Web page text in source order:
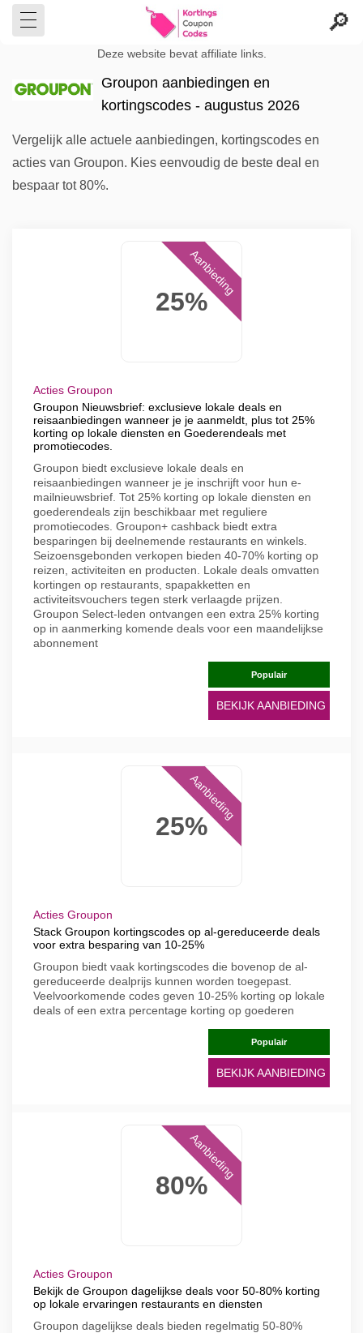
Deze website bevat affiliate links.
Groupon aanbiedingen en
kortingscodes - augustus 2026
Vergelijk alle actuele aanbiedingen, kortingscodes en
acties van Groupon. Kies eenvoudig de beste deal en
bespaar tot 80%.
25%
Aanbieding
Acties Groupon
Groupon Nieuwsbrief: exclusieve lokale deals en
reisaanbiedingen wanneer je je aanmeldt, plus tot 25%
korting op lokale diensten en Goederendeals met
promotiecodes.
Groupon biedt exclusieve lokale deals en
reisaanbiedingen wanneer je je inschrijft voor hun e-
mailnieuwsbrief. Tot 25% korting op lokale diensten en
goederendeals zijn beschikbaar met reguliere
promotiecodes. Groupon+ cashback biedt extra
besparingen bij deelnemende restaurants en winkels.
Seizoensgebonden verkopen bieden 40-70% korting op
reizen, activiteiten en producten. Lokale deals omvatten
kortingen op restaurants, spapakketten en
activiteitsvouchers tegen sterk verlaagde prijzen.
Groupon Select-leden ontvangen een extra 25% korting
op in aanmerking komende deals voor een maandelijkse
abonnement
Populair
BEKIJK AANBIEDING
25%
Aanbieding
Acties Groupon
Stack Groupon kortingscodes op al-gereduceerde deals
voor extra besparing van 10-25%
Groupon biedt vaak kortingscodes die bovenop de al-
gereduceerde dealprijs kunnen worden toegepast.
Veelvoorkomende codes geven 10-25% korting op lokale
deals of een extra percentage korting op goederen
Populair
BEKIJK AANBIEDING
80%
Aanbieding
Acties Groupon
Bekijk de Groupon dagelijkse deals voor 50-80% korting
op lokale ervaringen restaurants en diensten
Groupon dagelijkse deals bieden regelmatig 50-80%